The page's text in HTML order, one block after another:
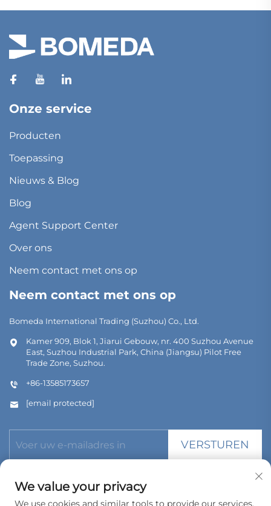
Onze service
Producten
Toepassing
Nieuws & Blog
Blog
Agent Support Center
Over ons
Neem contact met ons op
Neem contact met ons op
Bomeda International Trading (Suzhou) Co., Ltd.
Kamer 909, Blok 1, Jiarui Gebouw, nr. 400 Suzhou Avenue
East, Suzhou Industrial Park, China (Jiangsu) Pilot Free
Trade Zone, Suzhou.
+86-13585173657
[email protected]
VERSTUREN
We value your privacy
We use cookies and similar tools to provide our services.